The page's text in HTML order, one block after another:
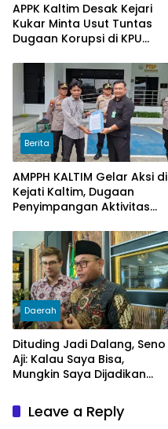
APPK Kaltim Desak Kejari
Kukar Minta Usut Tuntas
Dugaan Korupsi di KPU
Dana Hibah PSU Kukar
Tahun 2025
Berita
AMPPH KALTIM Gelar Aksi di
Kejati Kaltim, Dugaan
Penyimpangan Aktivitas
Sawit di Logpond Tubaan
Daerah
Dituding Jadi Dalang, Seno
Aji: Kalau Saya Bisa,
Mungkin Saya Dijadikan
Leave a Reply